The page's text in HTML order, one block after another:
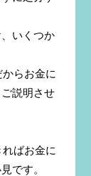
いくつか
らお金に
説明させ
ばお金に
です。